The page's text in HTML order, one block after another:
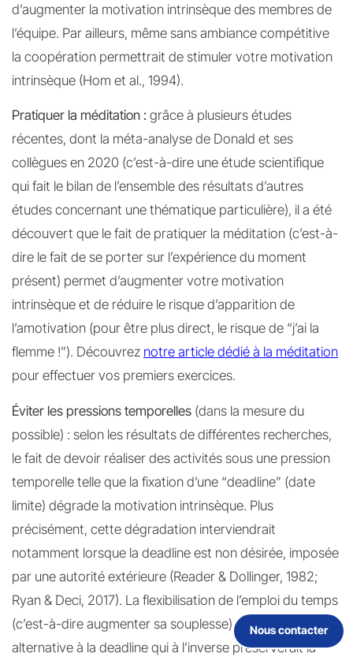
d’augmenter la motivation intrinsèque des membres de
l’équipe. Par ailleurs, même sans ambiance compétitive
la coopération permettrait de stimuler votre motivation
intrinsèque (Hom et al., 1994).
Pratiquer la méditation : grâce à plusieurs études
récentes, dont la méta-analyse de Donald et ses
collègues en 2020 (c’est-à-dire une étude scientifique
qui fait le bilan de l’ensemble des résultats d’autres
études concernant une thématique particulière), il a été
découvert que le fait de pratiquer la méditation (c’est-à-
dire le fait de se porter sur l’expérience du moment
présent) permet d’augmenter votre motivation
intrinsèque et de réduire le risque d’apparition de
l’amotivation (pour être plus direct, le risque de “j’ai la
flemme !”). Découvrez notre article dédié à la méditation
pour effectuer vos premiers exercices.
Éviter les pressions temporelles (dans la mesure du
possible) : selon les résultats de différentes recherches,
le fait de devoir réaliser des activités sous une pression
temporelle telle que la fixation d’une “deadline” (date
limite) dégrade la motivation intrinsèque. Plus
précisément, cette dégradation interviendrait
notamment lorsque la deadline est non désirée, imposée
par une autorité extérieure (Reader & Dollinger, 1982;
Ryan & Deci, 2017). La flexibilisation de l’emploi du temps
(c’est-à-dire augmenter sa souplesse) est une
alternative à la deadline qui à l’inverse préserverait la
Nous contacter